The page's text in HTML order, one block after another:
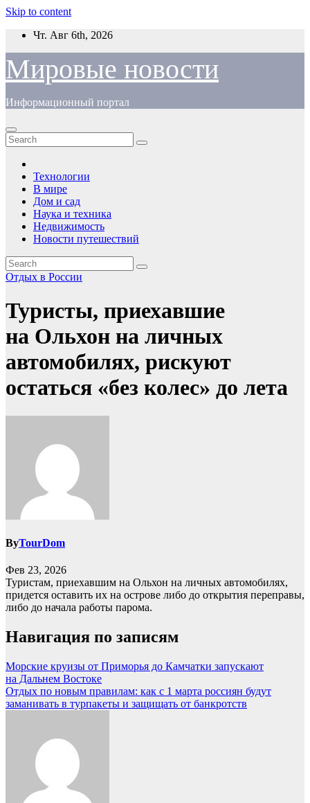
Skip to content
Чт. Авг 6th, 2026
Мировые новости
Информационный портал
Технологии
В мире
Дом и сад
Наука и техника
Недвижимость
Новости путешествий
Отдых в России
Туристы, приехавшие
на Ольхон на личных
автомобилях, рискуют
остаться «без колес» до лета
ByTourDom
Фев 23, 2026
Туристам, приехавшим на Ольхон на личных автомобилях,
придется оставить их на острове либо до открытия переправы,
либо до начала работы парома.
Навигация по записям
Морские круизы от Приморья до Камчатки запускают
на Дальнем Востоке
Отдых по новым правилам: как с 1 марта россиян будут
заманивать в турпакеты и защищать от банкротств